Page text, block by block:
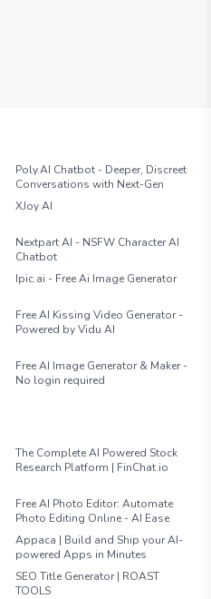
Poly.AI Chatbot - Deeper, Discreet
Conversations with Next-Gen
XJoy AI
Nextpart AI - NSFW Character AI
Chatbot
Ipic.ai - Free Ai Image Generator
Free AI Kissing Video Generator -
Powered by Vidu AI
Free AI Image Generator & Maker -
No login required
The Complete AI Powered Stock
Research Platform | FinChat.io
Free AI Photo Editor: Automate
Photo Editing Online - AI Ease
Appaca | Build and Ship your AI-
powered Apps in Minutes
SEO Title Generator | ROAST
TOOLS